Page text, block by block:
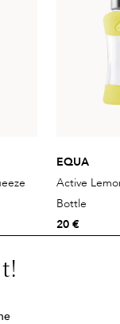
EQUA
Active
Bottle
20 €